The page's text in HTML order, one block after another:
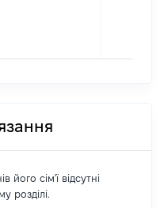
його сім'ї відсутні
розділі.